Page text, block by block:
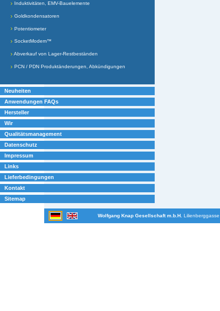
Induktivitäten, EMV-Bauelemente
Goldkondensatoren
Potentiometer
SocketModem™
Abverkauf von Lager-Restbeständen
PCN / PDN Produktänderungen, Abkündigungen
Neuheiten
Anwendungen FAQs
Hersteller
Wir
Qualitätsmanagement
Datenschutz
Impressum
Links
Lieferbedingungen
Kontakt
Sitemap
Wolfgang Knap Gesellschaft m.b.H.